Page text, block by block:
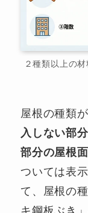
２種類以上の
屋根の種類
入しない部
部分の屋根
ついては表
て、屋根の
キ鋼板ぶき